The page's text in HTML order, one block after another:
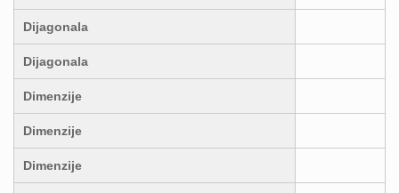
Dijagonala
Dijagonala
Dimenzije
Dimenzije
Dimenzije